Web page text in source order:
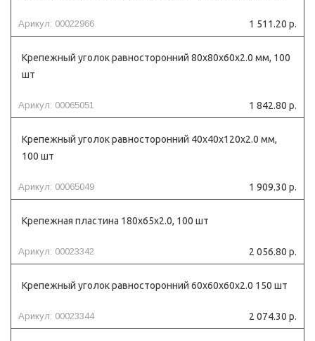
Арикул: 00022966 1 511.20 р.
Крепежный уголок равносторонний 80х80х60х2.0 мм, 100
шт
Арикул: 00065051 1 842.80 р.
Крепежный уголок равносторонний 40х40х120х2.0 мм,
100 шт
Арикул: 00065049 1 909.30 р.
Крепежная пластина 180х65х2.0, 100 шт
Арикул: 00023342 2 056.80 р.
Крепежный уголок равносторонний 60х60х60х2.0 150 шт
Арикул: 00023344 2 074.30 р.